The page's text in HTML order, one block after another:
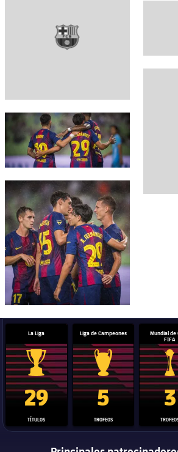
FC Barcelona club badge
FC Barcelona club badge
La Liga
Trofeo de La Liga
29
TÍTULOS
Liga de Campeones
Trofeo de la Liga de
5
TROFEOS
Mundial de
FIFA
3